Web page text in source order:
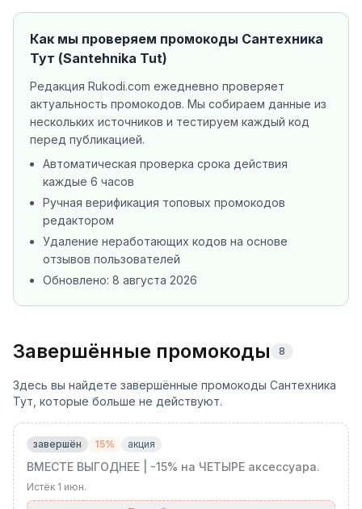
Как мы проверяем промокоды Сантехника
Тут (Santehnika Tut)
Редакция Rukodi.com ежедневно проверяет
актуальность промокодов. Мы собираем данные из
нескольких источников и тестируем каждый код
перед публикацией.
Автоматическая проверка срока действия
каждые 6 часов
Ручная верификация топовых промокодов
редактором
Удаление неработающих кодов на основе
отзывов пользователей
Обновлено: 8 августа 2026
Завершённые промокоды 8
Здесь вы найдете завершённые промокоды Сантехника
Тут, которые больше не действуют.
завершён 15% акция
ВМЕСТЕ ВЫГОДНЕЕ | -15% на ЧЕТЫРЕ аксессуара.
Истёк 1 июн.